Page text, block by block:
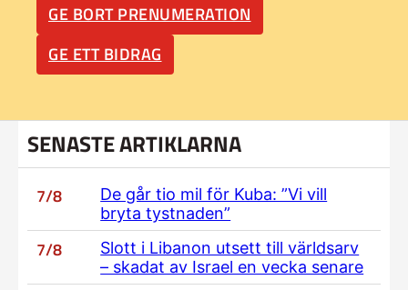
GE BORT PRENUMERATION
GE ETT BIDRAG
SENASTE ARTIKLARNA
7/8
De går tio mil för Kuba: ”Vi vill
bryta tystnaden”
7/8
Slott i Libanon utsett till världsarv
– skadat av Israel en vecka senare